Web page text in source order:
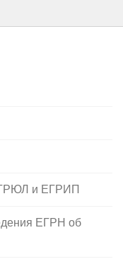
и ЕГРИП
ЕГРН об